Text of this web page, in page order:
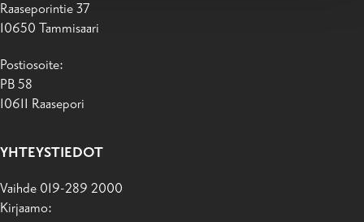
Raaseporintie 37
10650 Tammisaari
Postiosoite:
PB 58
10611 Raasepori
YHTEYSTIEDOT
Vaihde 019-289 2000
Kirjaamo: